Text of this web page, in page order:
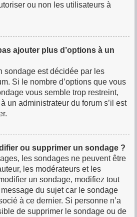
ou non les utilisateurs à
ajouter plus d’options à un
sondage est décidée par les
Si le nombre d’options que vous
vous semble trop restreint,
un administrateur du forum s’il est
ou supprimer un sondage ?
les sondages ne peuvent être
les modérateurs et les
un sondage, modifiez tout
du sujet car le sondage
à ce dernier. Si personne n’a
de supprimer le sondage ou de